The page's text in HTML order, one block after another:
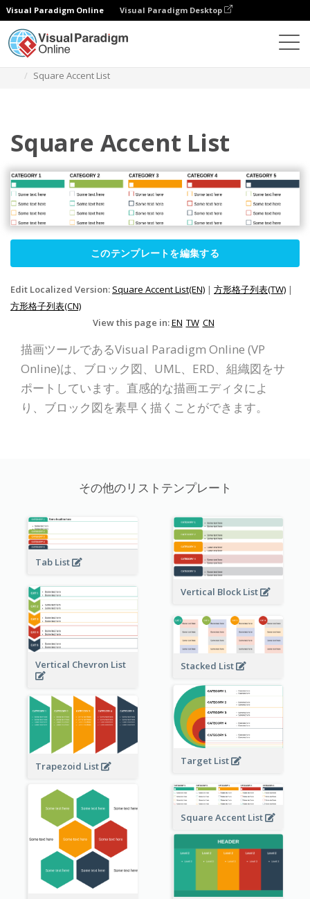
Visual Paradigm Online Visual Paradigm Desktop
Square Accent List
Square Accent List
このテンプレートを編集する
Edit Localized Version: Square Accent List(EN) | 方形格子列表(TW) |
方形格子列表(CN)
View this page in:EN TW CN
描画ツールであるVisual Paradigm Online (VP
Online)は、ブロック図、UML、ERD、組織図をサ
ポートしています。直感的な描画エディタによ
り、ブロック図を素早く描くことができます。
その他のリストテンプレート
Tab List
Vertical Block List
Vertical Chevron List Stacked List
Target List
Trapezoid List
Square Accent List